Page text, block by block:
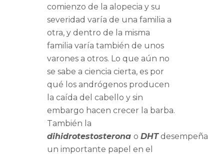
comienzo de la alopecia y su
severidad varía de una familia a
otra, y dentro de la misma
familia varía también de unos
varones a otros. Lo que aún no
se sabe a ciencia cierta, es por
qué los andrógenos producen
la caída del cabello y sin
embargo hacen crecer la barba.
También la
dihidrotestosterona o DHTdesempeña
un importante papel en el